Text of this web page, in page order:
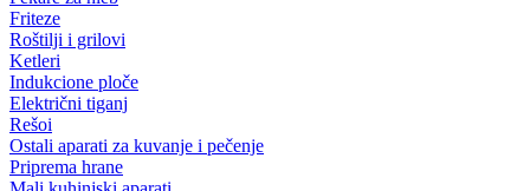
Friteze
Roštilji i grilovi
Ketleri
Indukcione ploče
Električni tiganj
Rešoi
Ostali aparati za kuvanje i pečenje
Priprema hrane